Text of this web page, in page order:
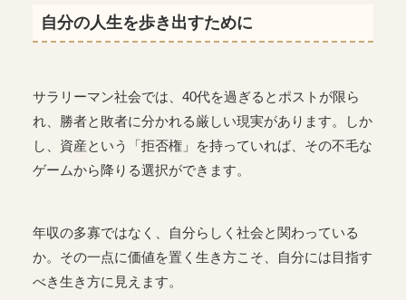
自分の人生を歩き出すために
サラリーマン社会では、40代を過ぎるとポストが限ら
れ、勝者と敗者に分かれる厳しい現実があります。しか
し、資産という「拒否権」を持っていれば、その不毛な
ゲームから降りる選択ができます。
年収の多寡ではなく、自分らしく社会と関わっている
か。その一点に価値を置く生き方こそ、自分には目指す
べき生き方に見えます。